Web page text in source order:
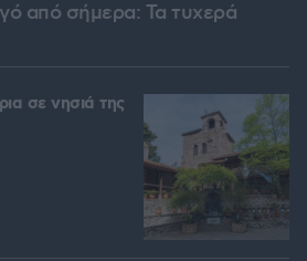
από σήμερα: Τα τυχερά
σε νησιά της